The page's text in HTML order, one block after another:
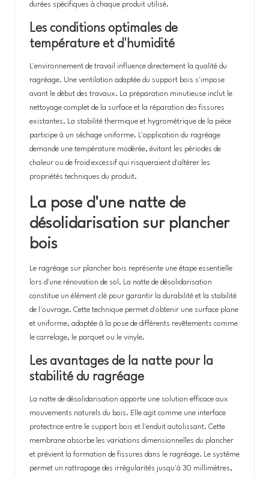
durées spécifiques à chaque produit utilisé.
Les conditions optimales de
température et d'humidité
L'environnement de travail influence directement la qualité du
ragréage. Une ventilation adaptée du support bois s'impose
avant le début des travaux. La préparation minutieuse inclut le
nettoyage complet de la surface et la réparation des fissures
existantes. La stabilité thermique et hygrométrique de la pièce
participe à un séchage uniforme. L'application du ragréage
demande une température modérée, évitant les périodes de
chaleur ou de froid excessif qui risqueraient d'altérer les
propriétés techniques du produit.
La pose d'une natte de
désolidarisation sur plancher
bois
Le ragréage sur plancher bois représente une étape essentielle
lors d'une rénovation de sol. La natte de désolidarisation
constitue un élément clé pour garantir la durabilité et la stabilité
de l'ouvrage. Cette technique permet d'obtenir une surface plane
et uniforme, adaptée à la pose de différents revêtements comme
le carrelage, le parquet ou le vinyle.
Les avantages de la natte pour la
stabilité du ragréage
La natte de désolidarisation apporte une solution efficace aux
mouvements naturels du bois. Elle agit comme une interface
protectrice entre le support bois et l'enduit autolissant. Cette
membrane absorbe les variations dimensionnelles du plancher
et prévient la formation de fissures dans le ragréage. Le système
permet un rattrapage des irrégularités jusqu'à 30 millimètres,